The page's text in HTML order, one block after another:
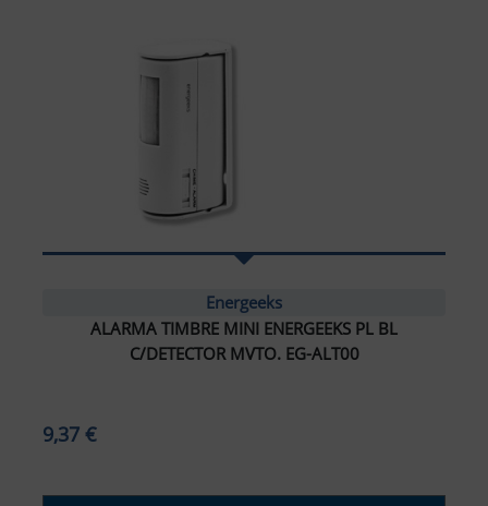
Energeeks
ALARMA TIMBRE MINI ENERGEEKS PL BL
C/DETECTOR MVTO. EG-ALT00
9,37 €